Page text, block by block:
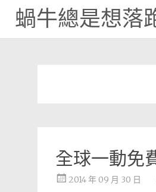
蝸牛總是想落
全球一動免
2014 年 09 月 30 日